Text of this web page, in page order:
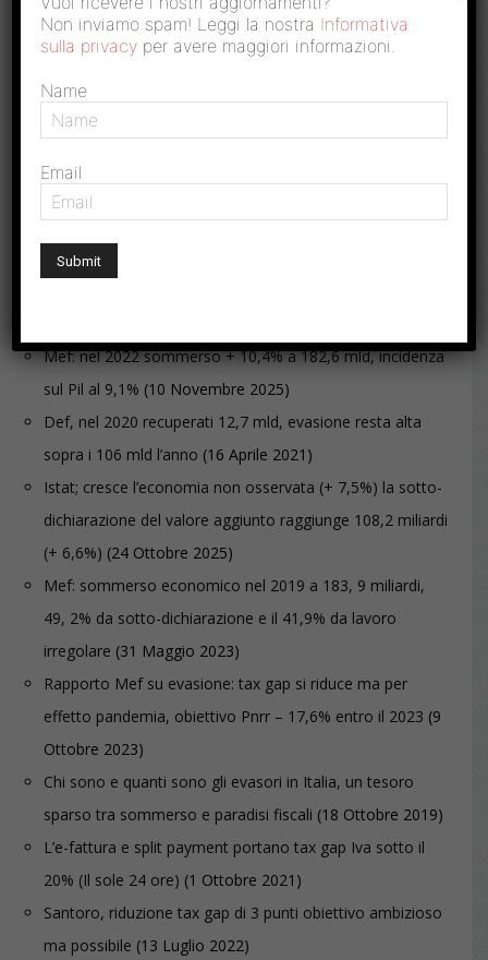
Casa, costruzioni abusive soggette a Imu
ARTICOLI CORRELATI
Mef: nel 2022 sommerso + 10,4% a 182,6 mld, incidenza
sul Pil al 9,1% (10 Novembre 2025)
Def, nel 2020 recuperati 12,7 mld, evasione resta alta
sopra i 106 mld l’anno (16 Aprile 2021)
Istat; cresce l’economia non osservata (+ 7,5%) la sotto-
dichiarazione del valore aggiunto raggiunge 108,2 miliardi
(+ 6,6%) (24 Ottobre 2025)
Mef: sommerso economico nel 2019 a 183, 9 miliardi,
49, 2% da sotto-dichiarazione e il 41,9% da lavoro
irregolare (31 Maggio 2023)
Rapporto Mef su evasione: tax gap si riduce ma per
effetto pandemia, obiettivo Pnrr – 17,6% entro il 2023 (9
Ottobre 2023)
Chi sono e quanti sono gli evasori in Italia, un tesoro
sparso tra sommerso e paradisi fiscali (18 Ottobre 2019)
L’e-fattura e split payment portano tax gap Iva sotto il
20% (Il sole 24 ore) (1 Ottobre 2021)
Santoro, riduzione tax gap di 3 punti obiettivo ambizioso
ma possibile (13 Luglio 2022)
Non inviamo spam! Leggi la nostra Informativa
sulla privacy per avere maggiori informazioni.
Name
Email